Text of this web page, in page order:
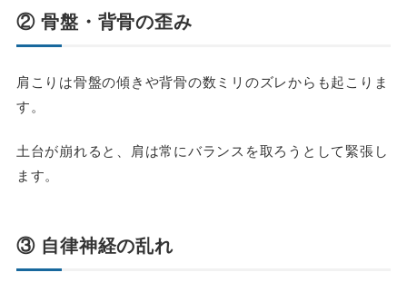
② 骨盤・背骨の歪み
肩こりは骨盤の傾きや背骨の数ミリのズレからも起こりま
す。
土台が崩れると、肩は常にバランスを取ろうとして緊張し
ます。
③ 自律神経の乱れ